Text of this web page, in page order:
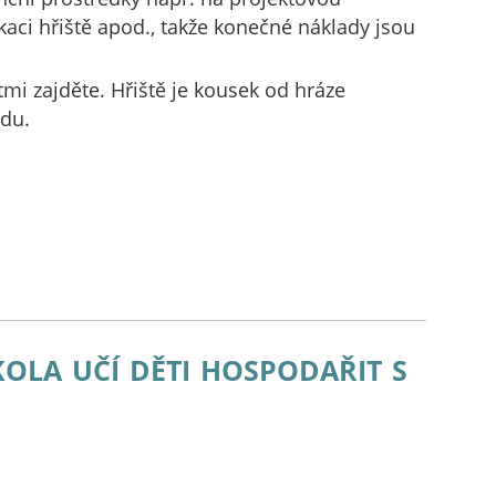
hřiště apod., takže konečné náklady jsou
zajděte. Hřiště je kousek od hráze
učí děti hospodařit s